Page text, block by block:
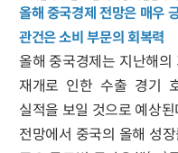
올해 중국경제 전망은 매우
관건은 소비 부문의 회복력
올해 중국경제는 지난해
재개로 인한 수출 경기
실적을 보일 것으로 예상
전망에서 중국의 올해 성